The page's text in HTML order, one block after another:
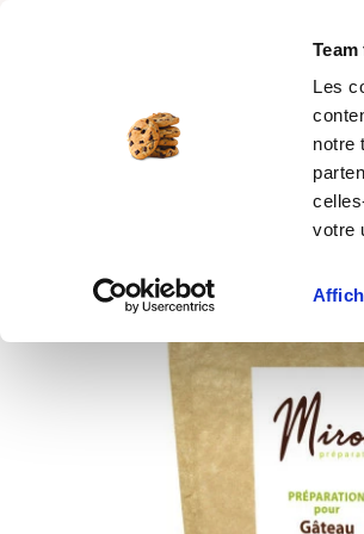
Les
notre
votre
MOULES SILICONE USTENSILES
Épicerie en ligne